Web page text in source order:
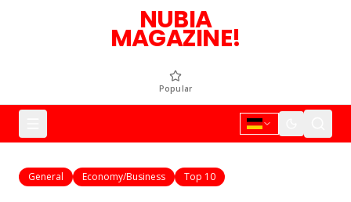
NUBIA
MAGAZINE!
Popular
General Economy/Business Top 10